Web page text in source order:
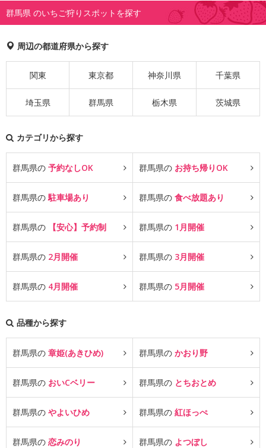
群馬県 のいちご狩りスポットを探す
周辺の都道府県から探す
関東 東京都 神奈川県 千葉県
埼玉県 群馬県 栃木県 茨城県
カテゴリから探す
群馬県の 予約なしOK 群馬県の お持ち帰りOK
群馬県の駐車場あり 群馬県の 食べ放題あり
群馬県の 【安心】予約制 群馬県の 1月開催
群馬県の 2月開催 群馬県の 3月開催
群馬県の 4月開催 群馬県の 5月開催
品種から探す
群馬県の 章姫(あきひめ) 群馬県の かおり野
群馬県の おいCベリー 群馬県の とちおとめ
群馬県の やよいひめ 群馬県の 紅ほっぺ
群馬県の 恋みのり 群馬県の よつぼし